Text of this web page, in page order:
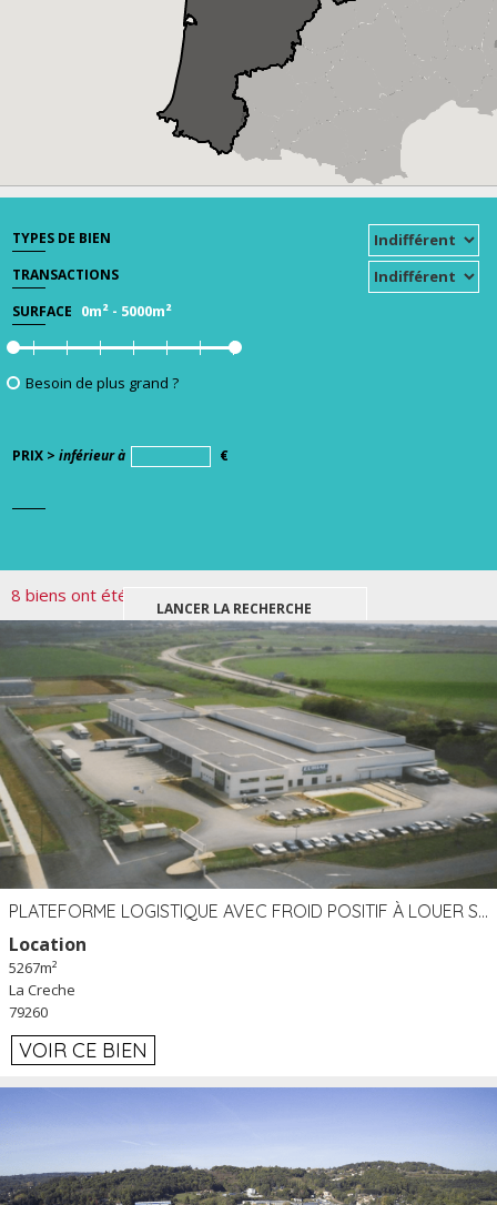
TYPES DE BIEN
TRANSACTIONS
SURFACE 0m² - 5000m²
Besoin de plus grand ?
PRIX > inférieur à €
8 biens ont été trouvés pour votre recherche.
PLATEFORME LOGISTIQUE AVEC FROID POSITIF À LOUER SECTEUR NIORT (79)
Location
5267m²
La Creche
79260
VOIR CE BIEN